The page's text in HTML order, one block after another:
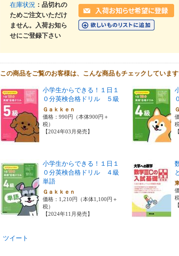
在庫状況 ：品切れの
ためご注文いただけ
ません。入荷お知ら
せにご登録下さい
この商品をご覧のお客様は、こんな商品もチェックしています
小学生からできる！１日１
０分英検合格ドリル ５級
Ｇａｋｋｅｎ
価格：990円（本体900円＋
税）
【2024年03月発売】
小学生からできる！１日１
０分英検合格ドリル ４級
単語
Ｇａｋｋｅｎ
価格：1,210円（本体1,100円＋
税）
【2024年11月発売】
ツイート